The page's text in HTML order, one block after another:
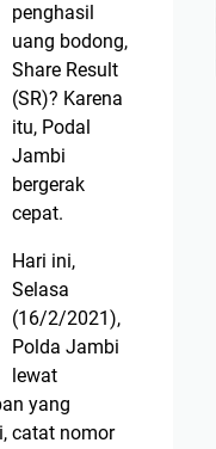
penghasil
uang bodong,
Share Result
(SR)? Karena
itu, Podal
Jambi
bergerak
cepat.
Hari ini,
Selasa
(16/2/2021),
Polda Jambi
lewat
yang
catat nomor